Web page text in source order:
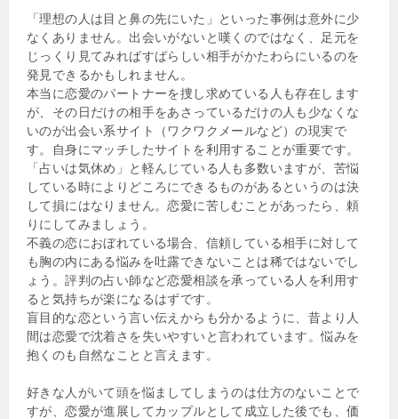
「理想の人は目と鼻の先にいた」といった事例は意外に少
なくありません。出会いがないと嘆くのではなく、足元を
じっくり見てみればすばらしい相手がかたわらにいるのを
発見できるかもしれません。
本当に恋愛のパートナーを捜し求めている人も存在します
が、その日だけの相手をあさっているだけの人も少なくな
いのが出会い系サイト（ワクワクメールなど）の現実で
す。自身にマッチしたサイトを利用することが重要です。
「占いは気休め」と軽んじている人も多数いますが、苦悩
している時によりどころにできるものがあるというのは決
して損にはなりません。恋愛に苦しむことがあったら、頼
りにしてみましょう。
不義の恋におぼれている場合、信頼している相手に対して
も胸の内にある悩みを吐露できないことは稀ではないでし
ょう。評判の占い師など恋愛相談を承っている人を利用す
ると気持ちが楽になるはずです。
盲目的な恋という言い伝えからも分かるように、昔より人
間は恋愛で沈着さを失いやすいと言われています。悩みを
抱くのも自然なことと言えます。
好きな人がいて頭を悩ましてしまうのは仕方のないことで
すが、恋愛が進展してカップルとして成立した後でも、価